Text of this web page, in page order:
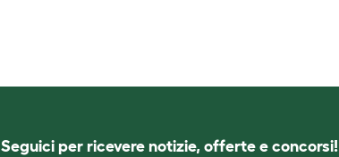
Seguici per ricevere notizie, offerte e concorsi!